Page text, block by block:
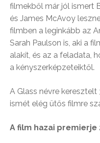
filmekből már jól ismert
és James McAvoy
filmben a leginkább az
Sarah Paulson is, aki a
alakít, és az a feladata,
a kényszerképzeteiktől.
A Glass névre
ismét elég ütős filmre
A film hazai premierje